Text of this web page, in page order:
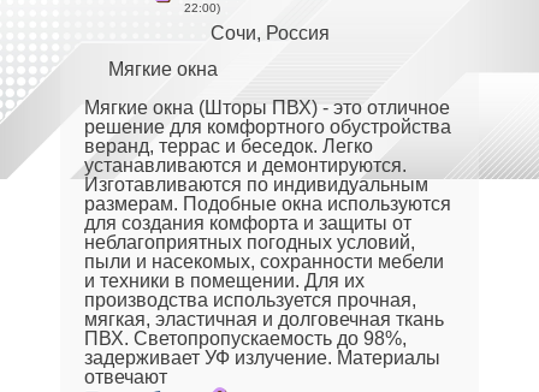
22:00)
Сочи, Россия
Мягкие окна
Мягкие окна (Шторы ПВХ) - это отличное
решение для комфортного обустройства
веранд, террас и беседок. Легко
устанавливаются и демонтируются.
Изготавливаются по индивидуальным
размерам. Подобные окна используются
для создания комфорта и защиты от
неблагоприятных погодных условий,
пыли и насекомых, сохранности мебели
и техники в помещении. Для их
производства используется прочная,
мягкая, эластичная и долговечная ткань
ПВХ. Светопропускаемость до 98%,
задерживает УФ излучение. Материалы
отвечают